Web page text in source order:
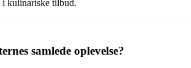
i kulinariske tilbud.
samlede oplevelse?